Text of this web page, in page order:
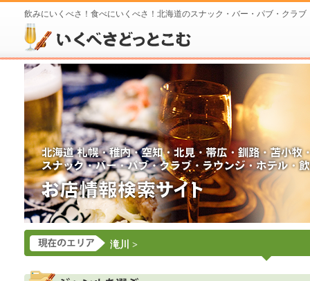
飲みにいくべさ！食べにいくべさ！北海道のスナック・バー・パブ・クラ
滝川 >